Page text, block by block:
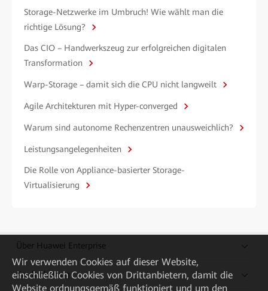
Storage-Netzwerke im Umbruch! Wie wählt man die
richtige Lösung?
Das CIO – Handwerkszeug zur erfolgreichen digitalen
Transformation
Warp-Storage – damit sich die CPU nicht langweilt
Agile Architekturen mit Hyper-converged
Warum sind autonome Rechenzentren unausweichlich?
Leistungsangelegenheiten
Die Rolle von Appliance-basierter Storage-
Virtualisierung
Über Huawei Enterprise
Kaufanleitung
Wir verwenden Cookies auf dieser Website,
einschließlich Cookies von Drittanbietern, damit die
Website ordnungsgemäß funktioniert und um den